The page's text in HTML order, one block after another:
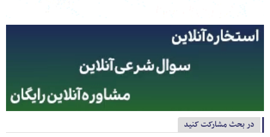
در بحث مشارکت کنید